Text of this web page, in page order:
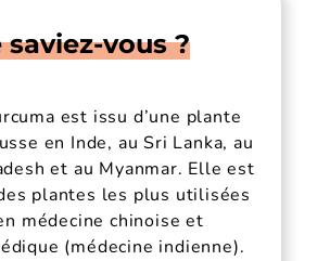
saviez-vous ?
est issu d’une plante
en Inde, au Sri Lanka, au
et au Myanmar. Elle est
plantes les plus utilisées
médecine chinoise et
(médecine indienne).